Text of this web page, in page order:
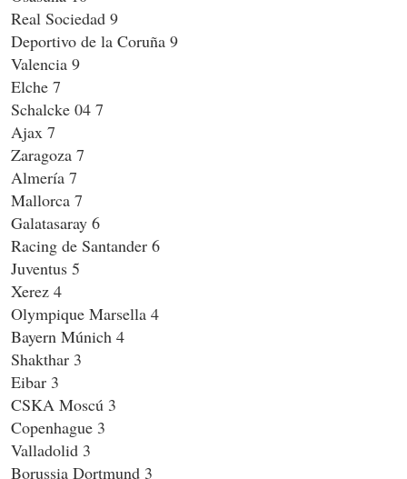
Real Sociedad 9
Deportivo de la Coruña 9
Valencia 9
Elche 7
Schalcke 04 7
Ajax 7
Zaragoza 7
Almería 7
Mallorca 7
Galatasaray 6
Racing de Santander 6
Juventus 5
Xerez 4
Olympique Marsella 4
Bayern Múnich 4
Shakthar 3
Eibar 3
CSKA Moscú 3
Copenhague 3
Valladolid 3
Borussia Dortmund 3